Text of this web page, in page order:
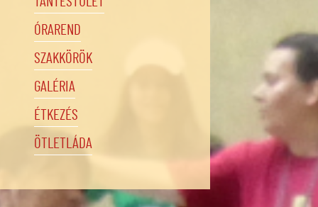
ÓRAREND
SZAKKÖRÖK
GALÉRIA
ÉTKEZÉS
ÖTLETLÁDA